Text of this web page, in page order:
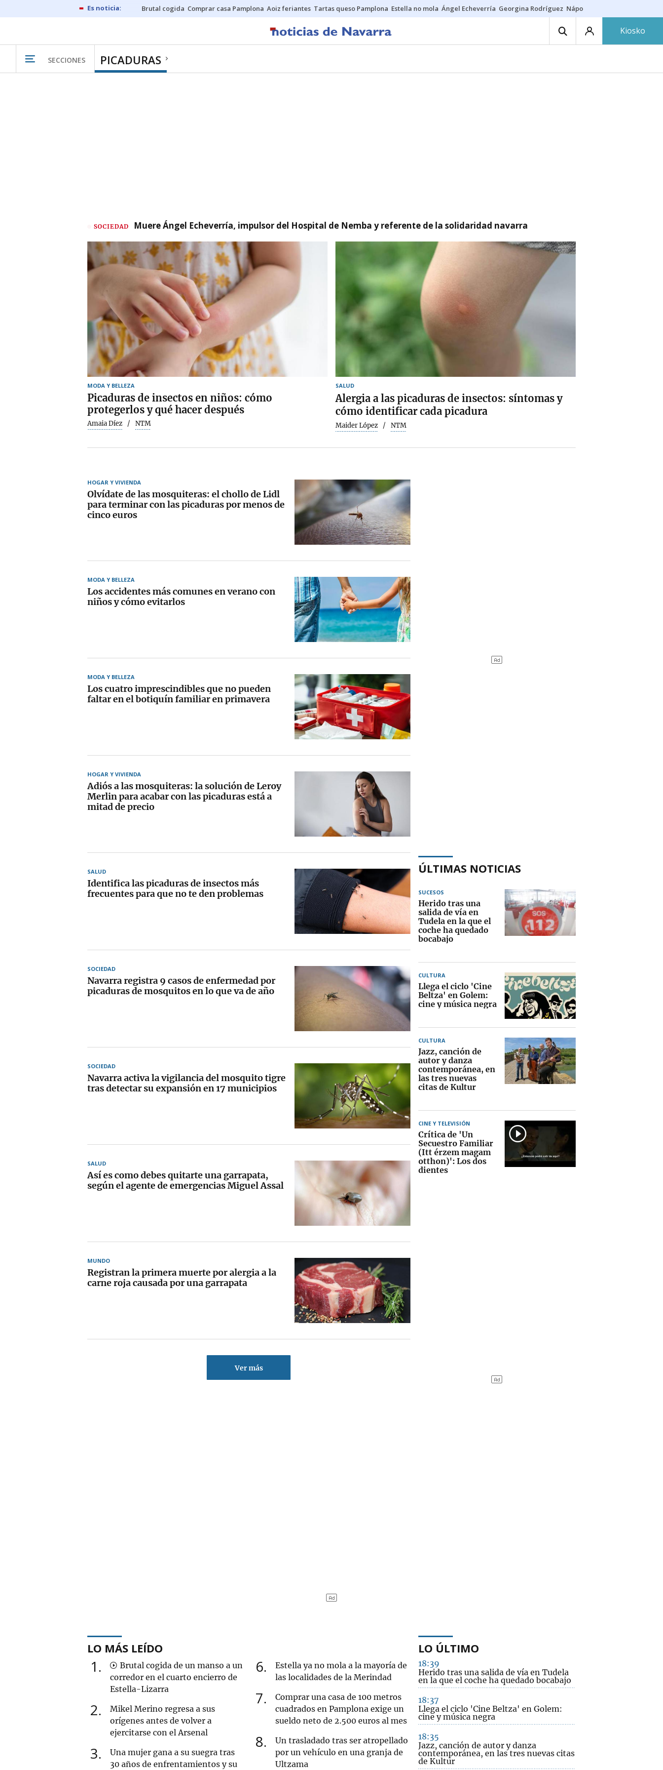
Brutal cogida Comprar casa Pamplona Aoiz feriantes Tartas queso Pamplona Estella no mola Ángel Echeverría Georgina Rodríguez Nápoles - Osasuna
Kiosko
SECCIONES PICADURAS
SOCIEDAD Muere Ángel Echeverría, impulsor del Hospital de Nemba y referente de la solidaridad navarra
MODA Y BELLEZA
Picaduras de insectos en niños: cómo
protegerlos y qué hacer después
Amaia Díez NTM
SALUD
Alergia a las picaduras de insectos: síntomas y
cómo identificar cada picadura
Maider López NTM
HOGAR Y VIVIENDA
Olvídate de las mosquiteras: el chollo de Lidl
para terminar con las picaduras por menos de
cinco euros
MODA Y BELLEZA
Los accidentes más comunes en verano con
niños y cómo evitarlos
MODA Y BELLEZA
Los cuatro imprescindibles que no pueden
faltar en el botiquín familiar en primavera
HOGAR Y VIVIENDA
Adiós a las mosquiteras: la solución de Leroy
Merlin para acabar con las picaduras está a
mitad de precio
SALUD
Identifica las picaduras de insectos más
frecuentes para que no te den problemas
SOCIEDAD
Navarra registra 9 casos de enfermedad por
picaduras de mosquitos en lo que va de año
SOCIEDAD
Navarra activa la vigilancia del mosquito tigre
tras detectar su expansión en 17 municipios
SALUD
Así es como debes quitarte una garrapata,
según el agente de emergencias Miguel Assal
MUNDO
Registran la primera muerte por alergia a la
carne roja causada por una garrapata
Ver más
ÚLTIMAS NOTICIAS
SUCESOS
Herido tras una
salida de vía en
Tudela en la que el
coche ha quedado
bocabajo
CULTURA
Llega el ciclo 'Cine
Beltza' en Golem:
cine y música negra
CULTURA
Jazz, canción de
autor y danza
contemporánea, en
las tres nuevas
citas de Kultur
CINE Y TELEVISIÓN
Crítica de 'Un
Secuestro Familiar
(Itt érzem magam
otthon)': Los dos
dientes
LO MÁS LEÍDO
1
Brutal cogida de un manso a un
corredor en el cuarto encierro de
Estella-Lizarra
2
Mikel Merino regresa a sus
orígenes antes de volver a
ejercitarse con el Arsenal
3
Una mujer gana a su suegra tras
30 años de enfrentamientos y su
6
Estella ya no mola a la mayoría de
las localidades de la Merindad
7
Comprar una casa de 100 metros
cuadrados en Pamplona exige un
sueldo neto de 2.500 euros al mes
8
Un trasladado tras ser atropellado
por un vehículo en una granja de
Ultzama
LO ÚLTIMO
18:39
Herido tras una salida de vía en Tudela
en la que el coche ha quedado bocabajo
18:37
Llega el ciclo 'Cine Beltza' en Golem:
cine y música negra
18:35
Jazz, canción de autor y danza
contemporánea, en las tres nuevas citas
de Kultur